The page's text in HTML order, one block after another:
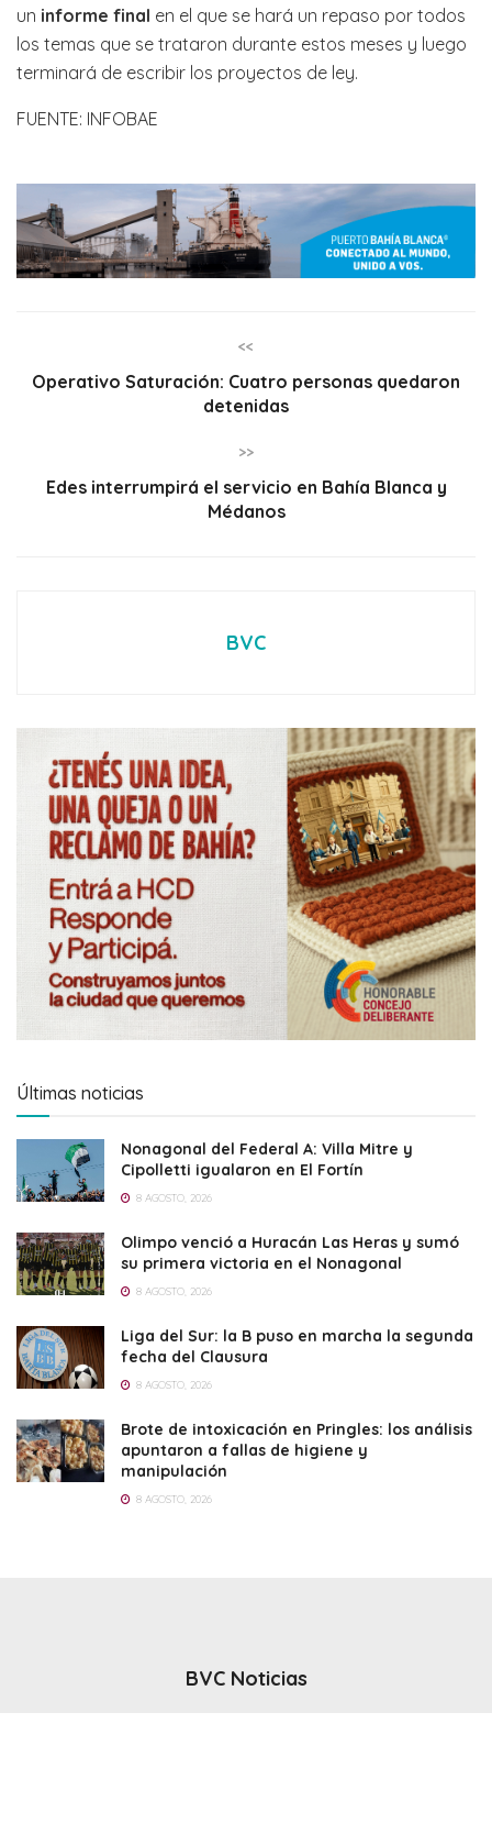
un informe final en el que se hará un repaso por todos
los temas que se trataron durante estos meses y luego
terminará de escribir los proyectos de ley.
FUENTE: INFOBAE
<<
Operativo Saturación: Cuatro personas quedaron
detenidas
>>
Edes interrumpirá el servicio en Bahía Blanca y
Médanos
BVC
Últimas noticias
Nonagonal del Federal A: Villa Mitre y
Cipolletti igualaron en El Fortín
8 AGOSTO, 2026
Olimpo venció a Huracán Las Heras y sumó
su primera victoria en el Nonagonal
8 AGOSTO, 2026
Liga del Sur: la B puso en marcha la segunda
fecha del Clausura
8 AGOSTO, 2026
Brote de intoxicación en Pringles: los análisis
apuntaron a fallas de higiene y
manipulación
8 AGOSTO, 2026
BVC Noticias